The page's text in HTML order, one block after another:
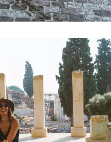
ODESLAT
sObchodními